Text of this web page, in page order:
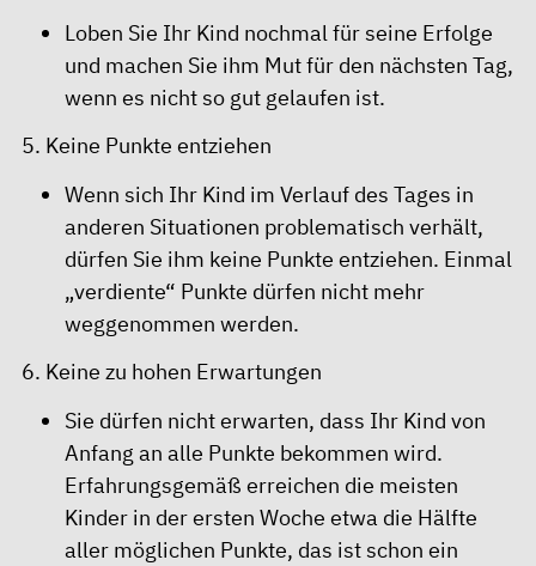
Loben Sie Ihr Kind nochmal für seine Erfolge
und machen Sie ihm Mut für den nächsten Tag,
wenn es nicht so gut gelaufen ist.
5. Keine Punkte entziehen
Wenn sich Ihr Kind im Verlauf des Tages in
anderen Situationen problematisch verhält,
dürfen Sie ihm keine Punkte entziehen. Einmal
„verdiente“ Punkte dürfen nicht mehr
weggenommen werden.
6. Keine zu hohen Erwartungen
Sie dürfen nicht erwarten, dass Ihr Kind von
Anfang an alle Punkte bekommen wird.
Erfahrungsgemäß erreichen die meisten
Kinder in der ersten Woche etwa die Hälfte
aller möglichen Punkte, das ist schon ein